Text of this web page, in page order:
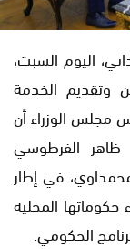
اليوم السبت،
وتقديم الخدمة
مجلس الوزراء أن
الفرطوسي
في إطار
المحلية
الحكومي.